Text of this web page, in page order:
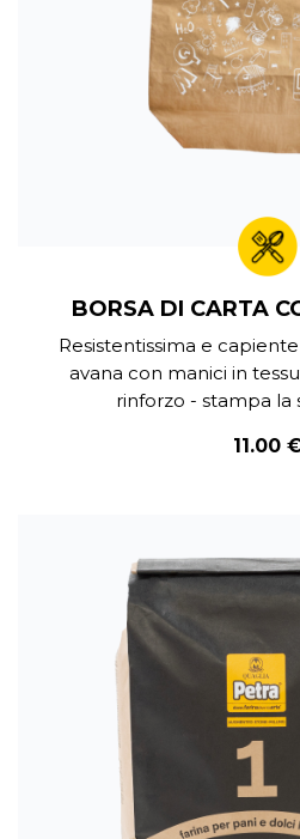
BORSA DI CARTA
Resistentissima e
avana con manici in
rinforzo - stampa la
11.00